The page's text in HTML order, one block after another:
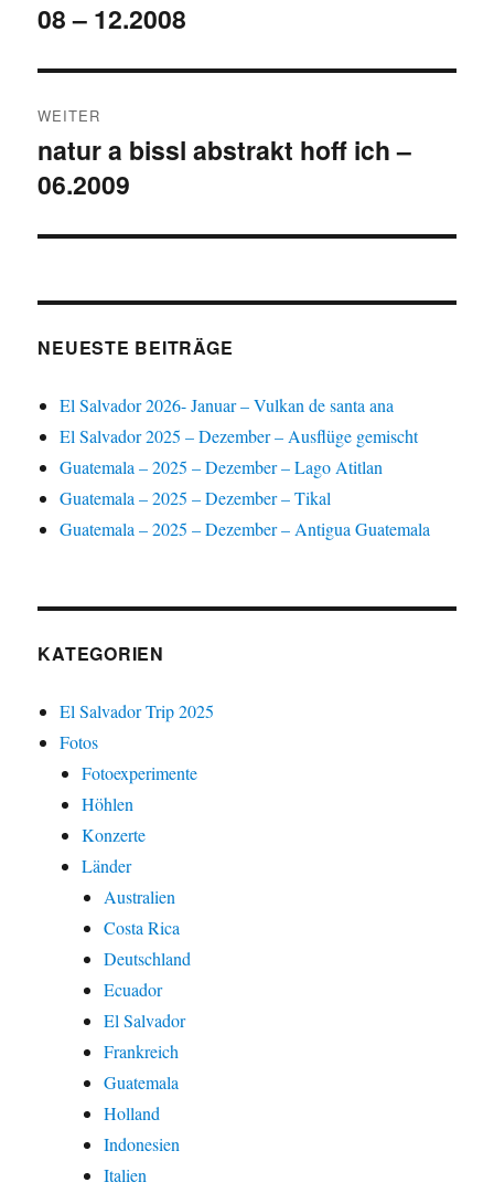
Beitrag:
08 – 12.2008
WEITER
Nächster
Beitrag:
natur a bissl abstrakt hoff ich –
06.2009
NEUESTE BEITRÄGE
El Salvador 2026- Januar – Vulkan de santa ana
El Salvador 2025 – Dezember – Ausflüge gemischt
Guatemala – 2025 – Dezember – Lago Atitlan
Guatemala – 2025 – Dezember – Tikal
Guatemala – 2025 – Dezember – Antigua Guatemala
KATEGORIEN
El Salvador Trip 2025
Fotos
Fotoexperimente
Höhlen
Konzerte
Länder
Australien
Costa Rica
Deutschland
Ecuador
El Salvador
Frankreich
Guatemala
Holland
Indonesien
Italien